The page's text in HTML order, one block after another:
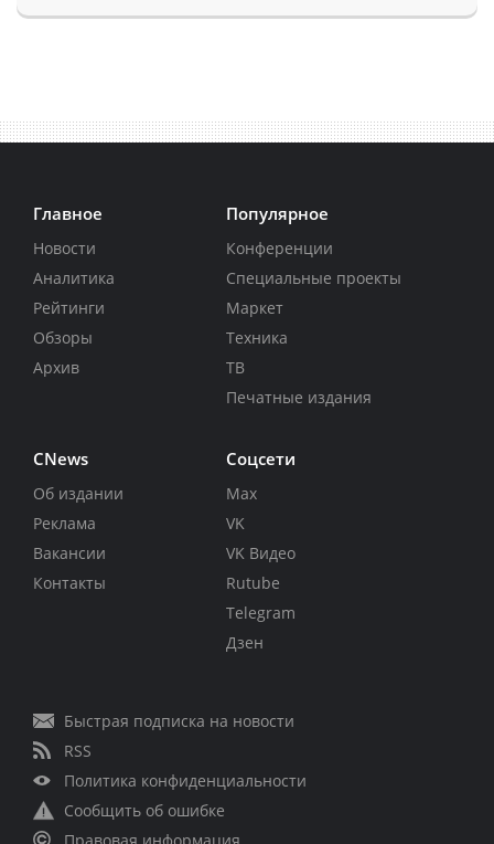
Главное
Новости
Аналитика
Рейтинги
Обзоры
Архив
Популярное
Конференции
Специальные проекты
Маркет
Техника
ТВ
Печатные издания
CNews
Об издании
Реклама
Вакансии
Контакты
Соцсети
Max
VK
VK Видео
Rutube
Telegram
Дзен
Быстрая подписка на новости
RSS
Политика конфиденциальности
Сообщить об ошибке